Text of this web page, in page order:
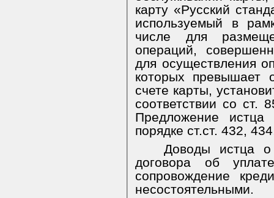
карту «Русский
используемый в
числе для
операций,
для осуществления
которых превышает
счете карты,
соответствии со ст.
Предложение
порядке ст.ст. 432,
Доводы истца о
договора об
сопровождение
несостоятельными.